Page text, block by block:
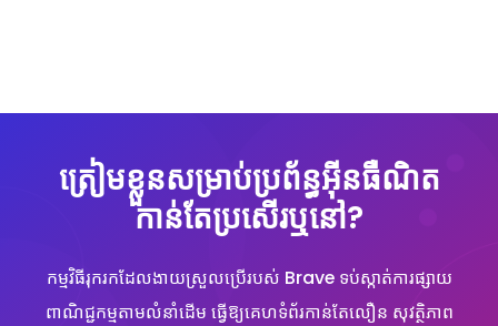
ត្រៀមខ្លួនសម្រាប់ប្រព័ន្ធអ៊ីនធឺណិត
កាន់តែប្រសើរឬនៅ?
កម្មវិធីរុករកដែលងាយស្រួលប្រើរបស់ Brave ទប់ស្កាត់ការផ្សាយ
ពាណិជ្ជកម្មតាមលំនាំដើម ធ្វើឱ្យគេហទំព័រកាន់តែលឿន សុវត្ថិភាព